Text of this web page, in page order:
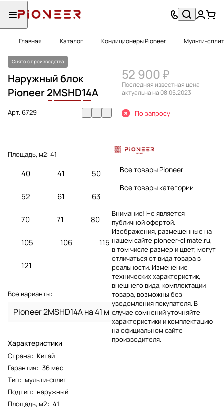
Главная Каталог Кондиционеры Pioneer Мульти-
Снято с производства
Наружный блок
Pioneer2MSHD14A
Арт.6729
Площадь, м2: 41
40 41 50
52 61 63
70 71 80
105 106 115
121
Все варианты:
Pioneer 2MSHD14A на 41 м
Характеристики
Страна: Китай
Гарантия: 36 мес
Тип: мульти-сплит
Подтип: наружный
Площадь, м2: 41
52 900 ₽
Последняя известная цена
актуальна на 08.05.2023
По запросу
Все товары Pioneer
Все товары категории
Внимание! Не является
публичной офертой.
Изображения, размещенные на
нашем сайте pioneer-climate.ru,
в том числе размер и цвет, могут
отличаться от вида товара в
реальности. Изменение
технических характеристик,
внешнего вида, комплектации
товара, возможны без
уведомления покупателя. В
случае сомнений уточняйте
характеристики и комплектацию
на официальном сайте
производителя.